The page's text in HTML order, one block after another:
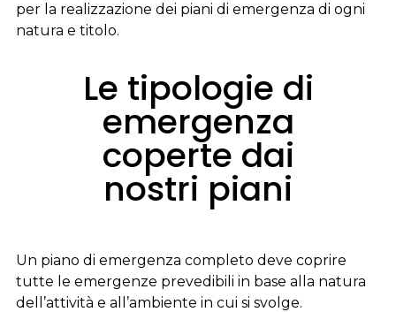
per la realizzazione dei piani di emergenza di ogni
natura e titolo.
Le tipologie di
emergenza
coperte dai
nostri piani
Un piano di emergenza completo deve coprire
tutte le emergenze prevedibili in base alla natura
dell’attività e all’ambiente in cui si svolge.